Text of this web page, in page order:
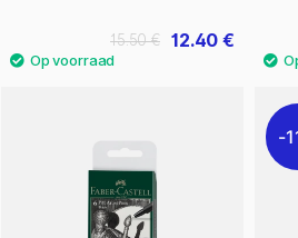
12.40 €
15.50 €